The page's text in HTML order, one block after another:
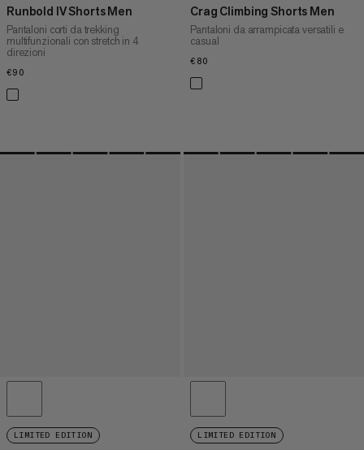
Runbold IV Shorts Men
Pantaloni corti da trekking
multifunzionali con stretch in 4
direzioni
€90
Crag Climbing Shorts Men
Pantaloni da arrampicata versatili e
casual
€80
LIMITED EDITION LIMITED EDITION